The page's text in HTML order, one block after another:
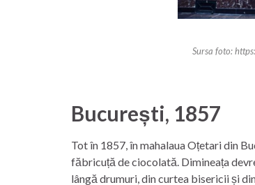
Sursa foto:
București, 1857
Tot în 1857, în mahalaua Oțetari din
făbricuță de ciocolată. Dimineața
lângă drumuri, din curtea bisericii și